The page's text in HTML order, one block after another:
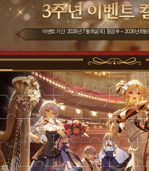
이벤트 기간: 2026년 7월 9일(목) 점검 후 ~ 2026년 8월